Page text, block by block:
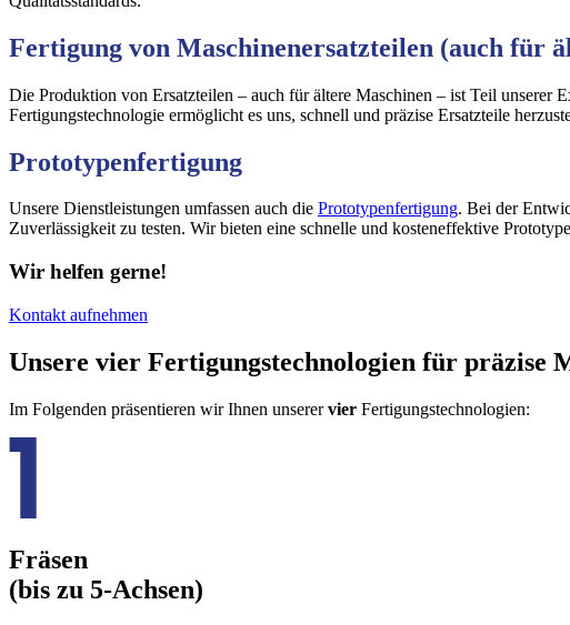
Fertigung von Maschinenersatzteilen (auch für
Die Produktion von Ersatzteilen – auch für ältere Maschinen – ist Teil unserer
Fertigungstechnologie ermöglicht es uns, schnell und präzise Ersatzteile
Prototypenfertigung
Unsere Dienstleistungen umfassen auch die Prototypenfertigung. Bei der
Zuverlässigkeit zu testen. Wir bieten eine schnelle und kosteneffektive
Wir helfen gerne!
Kontakt aufnehmen
Unsere vier Fertigungstechnologien für präzise
Im Folgenden präsentieren wir Ihnen unserervier Fertigungstechnologien:
Fräsen
(bis zu 5-Achsen)